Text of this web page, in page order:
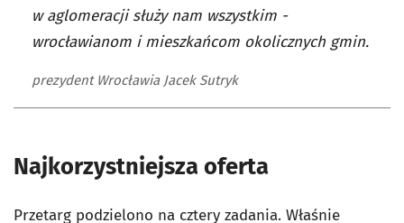
w aglomeracji służy nam wszystkim -
wrocławianom i mieszkańcom okolicznych gmin.
prezydent Wrocławia Jacek Sutryk
Najkorzystniejsza oferta
Przetarg podzielono na cztery zadania. Właśnie